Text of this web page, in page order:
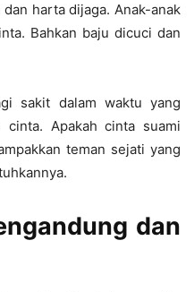
harta dijaga. Anak-anak
Bahkan baju dicuci dan
sakit dalam waktu yang
Apakah cinta suami
teman sejati yang
dan